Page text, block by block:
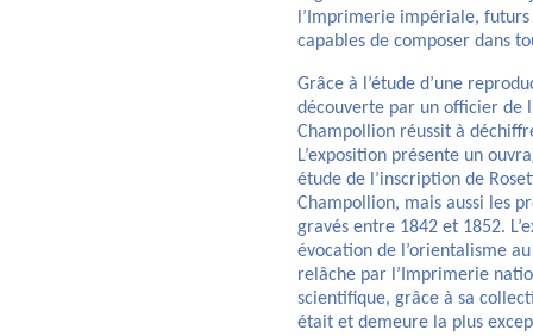
l’Imprimerie impériale,
capables de composer dans
Grâce à l’étude d’une
découverte par un officier de
Champollion réussit à
L’exposition présente un
étude de l’inscription de
Champollion, mais aussi les
gravés entre 1842 et 1852.
évocation de l’orientalisme au
relâche par l’Imprimerie
scientifique, grâce à sa
était et demeure la plus